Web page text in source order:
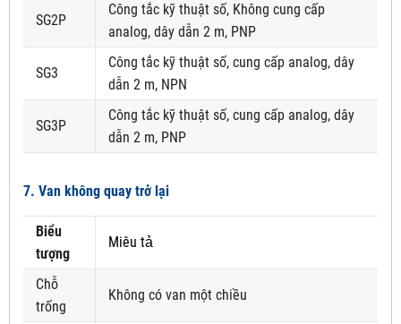
SG2P
Công tắc kỹ thuật số, Không cung cấp
analog, dây dẫn 2 m, PNP
SG3
Công tắc kỹ thuật số, cung cấp analog, dây
dẫn 2 m, NPN
SG3P
Công tắc kỹ thuật số, cung cấp analog, dây
dẫn 2 m, PNP
7. Van không quay trở lại
Biểu
tượng
Miêu tả
Chỗ
trống
Không có van một chiều